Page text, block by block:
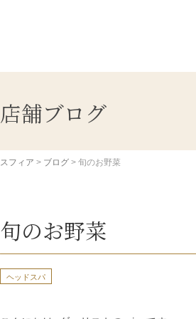
店舗ブログ
スフィア > ブログ > 旬のお野菜
旬のお野菜
ヘッドスパ